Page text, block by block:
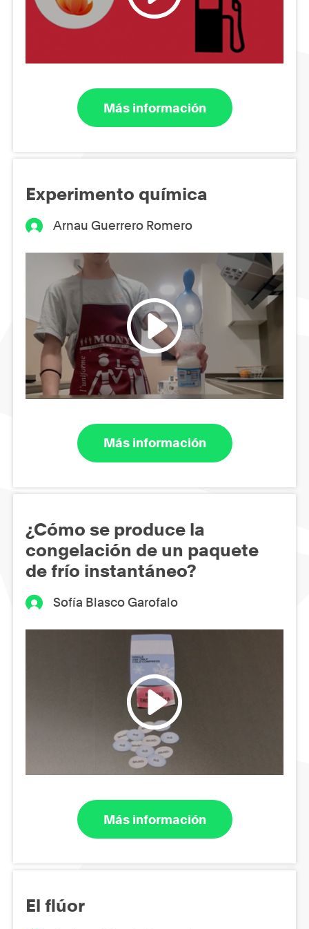
Más información
Experimento química
Arnau Guerrero Romero
Más información
¿Cómo se produce la
congelación de un paquete
de frío instantáneo?
Sofía Blasco Garofalo
Más información
El flúor